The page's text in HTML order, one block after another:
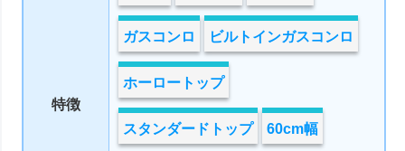
特徴
ガスコンロ ビルトインガスコンロ
ホーロートップ
スタンダードトップ 60cm幅